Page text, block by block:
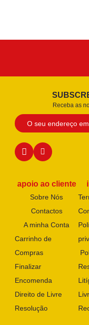
Receba as
apoio ao cliente
Sobre Nós
Contactos
A minha Conta
Carrinho de
Compras
Finalizar
Encomenda
Direito de Livre
Resolução